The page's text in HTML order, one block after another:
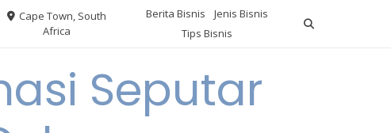
Cape Town, South
Africa
Berita Bisnis
Jenis Bisnis
Tips Bisnis
Seputar